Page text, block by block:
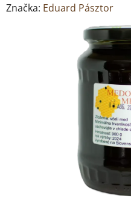
Značka: Eduard Pásztor